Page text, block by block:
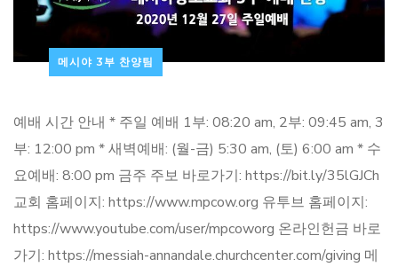
메시야 3부 찬양팀
예배 시간 안내 * 주일 예배 1부: 08:20 am, 2부: 09:45 am, 3
부: 12:00 pm * 새벽예배: (월-금) 5:30 am, (토) 6:00 am * 수
요예배: 8:00 pm 금주 주보 바로가기: https://bit.ly/35lGJCh
교회 홈페이지: https://www.mpcow.org 유투브 홈페이지:
https://www.youtube.com/user/mpcoworg 온라인헌금 바로
가기: https://messiah-annandale.churchcenter.com/giving 메